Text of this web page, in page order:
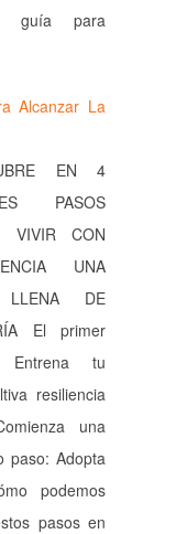
guía para
Alcanzar La
EN 4
PASOS
VIVIR CON
UNA
LLENA DE
El primer
Entrena tu
resiliencia
una
paso: Adopta
podemos
pasos en